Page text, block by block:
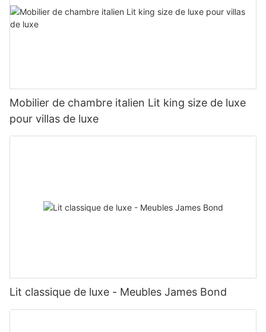
Mobilier de chambre italien Lit king size de luxe
pour villas de luxe
Lit classique de luxe - Meubles James Bond